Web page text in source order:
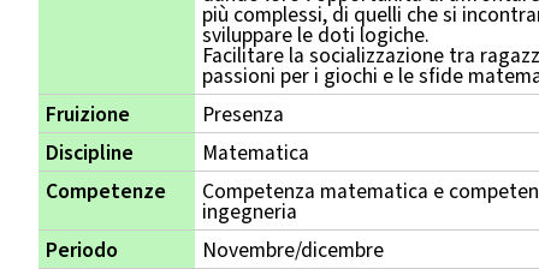
più complessi, di quelli che si
sviluppare le doti logiche.
Facilitare la socializzazione tra
passioni per i giochi e le sfide
Fruizione
Presenza
Discipline
Matematica
Competenze
Competenza matematica e
ingegneria
Periodo
Novembre/dicembre